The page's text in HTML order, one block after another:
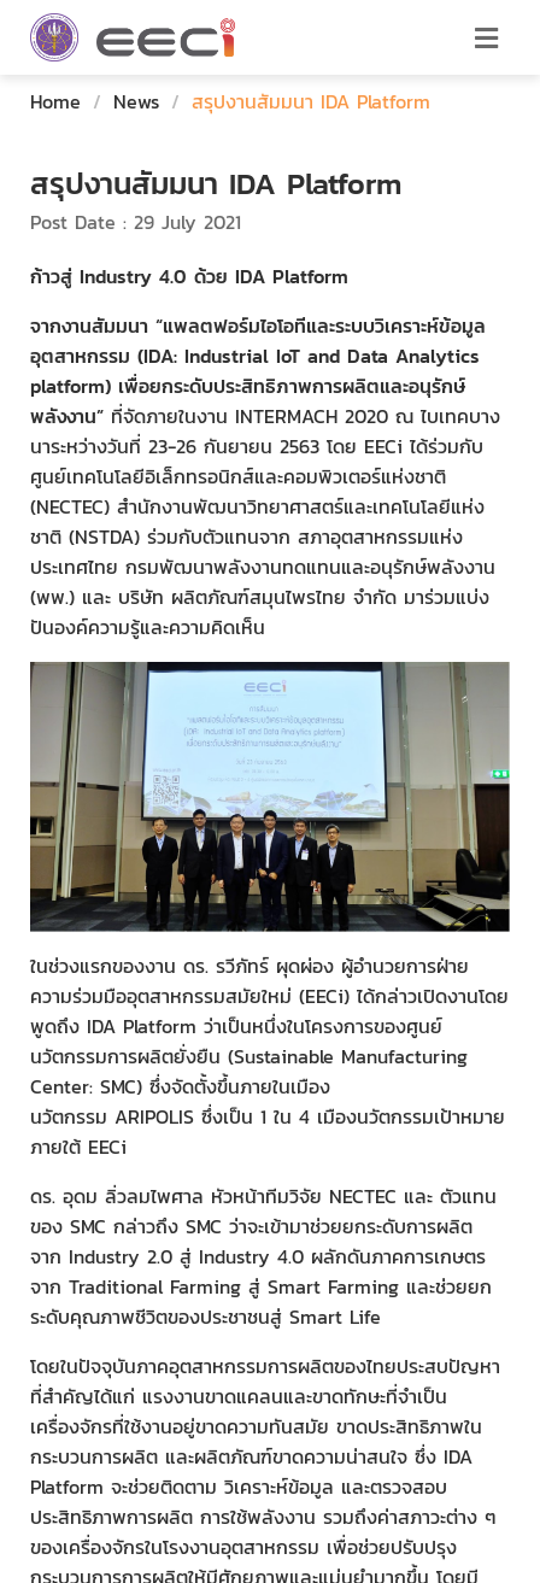
Home / News / สรุปงานสัมมนา IDA Platform
สรุปงานสัมมนา IDA Platform
Post Date : 29 July 2021
ก้าวสู่ Industry 4.0 ด้วย IDA Platform
จากงานสัมมนา “แพลตฟอร์มไอโอทีและระบบวิเคราะห์ข้อมูล
อุตสาหกรรม (IDA: Industrial IoT and Data Analytics
platform) เพื่อยกระดับประสิทธิภาพการผลิตและอนุรักษ์
พลังงาน” ที่จัดภายในงาน INTERMACH 2020 ณ ไบเทคบาง
นาระหว่างวันที่ 23-26 กันยายน 2563 โดย EECi ได้ร่วมกับ
ศูนย์เทคโนโลยีอิเล็กทรอนิกส์และคอมพิวเตอร์แห่งชาติ
(NECTEC) สำนักงานพัฒนาวิทยาศาสตร์และเทคโนโลยีแห่ง
ชาติ (NSTDA) ร่วมกับตัวแทนจาก สภาอุตสาหกรรมแห่ง
ประเทศไทย กรมพัฒนาพลังงานทดแทนและอนุรักษ์พลังงาน
(พพ.) และ บริษัท ผลิตภัณฑ์สมุนไพรไทย จำกัด มาร่วมแบ่ง
ปันองค์ความรู้และความคิดเห็น
ในช่วงแรกของงาน ดร. รวีภัทร์ ผุดผ่อง ผู้อำนวยการฝ่าย
ความร่วมมืออุตสาหกรรมสมัยใหม่ (EECi) ได้กล่าวเปิดงานโดย
พูดถึง IDA Platform ว่าเป็นหนึ่งในโครงการของศูนย์
นวัตกรรมการผลิตยั่งยืน (Sustainable Manufacturing
Center: SMC) ซึ่งจัดตั้งขึ้นภายในเมือง
นวัตกรรม ARIPOLIS ซึ่งเป็น 1 ใน 4 เมืองนวัตกรรมเป้าหมาย
ภายใต้ EECi
ดร. อุดม ลิ่วลมไพศาล หัวหน้าทีมวิจัย NECTEC และ ตัวแทน
ของ SMC กล่าวถึง SMC ว่าจะเข้ามาช่วยยกระดับการผลิต
จาก Industry 2.0 สู่ Industry 4.0 ผลักดันภาคการเกษตร
จาก Traditional Farming สู่ Smart Farming และช่วยยก
ระดับคุณภาพชีวิตของประชาชนสู่ Smart Life
โดยในปัจจุบันภาคอุตสาหกรรมการผลิตของไทยประสบปัญหา
ที่สำคัญได้แก่ แรงงานขาดแคลนและขาดทักษะที่จำเป็น
เครื่องจักรที่ใช้งานอยู่ขาดความทันสมัย ขาดประสิทธิภาพใน
กระบวนการผลิต และผลิตภัณฑ์ขาดความน่าสนใจ ซึ่ง IDA
Platform จะช่วยติดตาม วิเคราะห์ข้อมูล และตรวจสอบ
ประสิทธิภาพการผลิต การใช้พลังงาน รวมถึงค่าสภาวะต่าง ๆ
ของเครื่องจักรในโรงงานอุตสาหกรรม เพื่อช่วยปรับปรุง
กระบวนการการผลิตให้มีศักยภาพและแม่นยำมากขึ้น โดยมี